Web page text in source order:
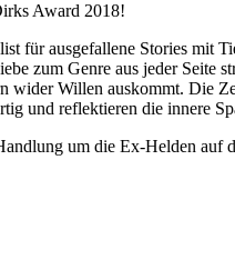
Award 2018!
für ausgefallene Stories mit
zum Genre aus jeder Seite
wider Willen auskommt. Die
und reflektieren die innere
um die Ex-Helden auf